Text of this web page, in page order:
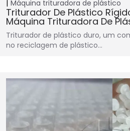
Máquina trituradora de plástico
Triturador De Plástico Rígido
Máquina Trituradora De
Triturador de plástico duro, um
no reciclagem de plástico…